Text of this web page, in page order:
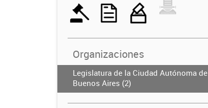
Organizaciones
Legislatura de la Ciudad Autónoma de
Buenos Aires (2)